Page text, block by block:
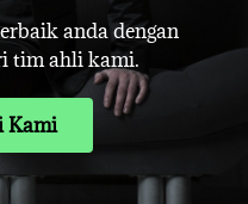
anda dengan
tim ahli kami.
Kami